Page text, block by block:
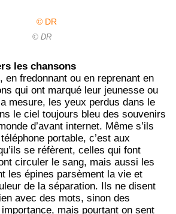
© DR
les chansons
en fredonnant ou en reprenant en
qui ont marqué leur jeunesse ou
mesure, les yeux perdus dans le
le ciel toujours bleu des souvenirs
d’avant internet. Même s’ils
portable, c’est aux
se réfèrent, celles qui font
circuler le sang, mais aussi les
les épines parsèment la vie et
de la séparation. Ils ne disent
avec des mots, sinon des
mais pourtant on sent